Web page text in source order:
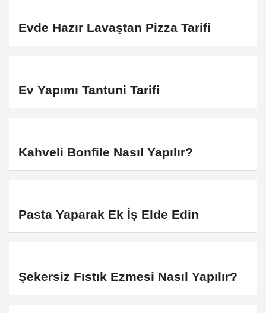
Evde Hazır Lavaştan Pizza Tarifi
Ev Yapımı Tantuni Tarifi
Kahveli Bonfile Nasıl Yapılır?
Pasta Yaparak Ek İş Elde Edin
Şekersiz Fıstık Ezmesi Nasıl Yapılır?